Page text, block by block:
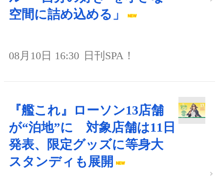
空間に詰め込める」
08月10日 16:30 日刊SPA！
『艦これ』ローソン13店舗
が“泊地”に 対象店舗は11日
発表、限定グッズに等身大
スタンディも展開